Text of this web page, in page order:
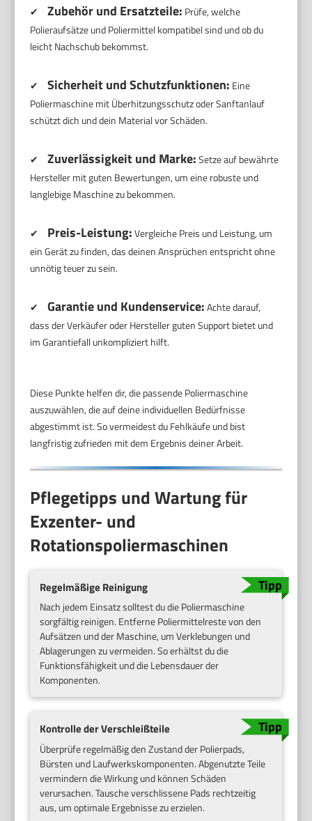
✔ Zubehör und Ersatzteile: Prüfe, welche
Polieraufsätze und Poliermittel kompatibel sind und ob du
leicht Nachschub bekommst.
✔ Sicherheit und Schutzfunktionen: Eine
Poliermaschine mit Überhitzungsschutz oder Sanftanlauf
schützt dich und dein Material vor Schäden.
✔ Zuverlässigkeit und Marke:Setze auf bewährte
Hersteller mit guten Bewertungen, um eine robuste und
langlebige Maschine zu bekommen.
✔ Preis-Leistung:Vergleiche Preis und Leistung, um
ein Gerät zu finden, das deinen Ansprüchen entspricht ohne
unnötig teuer zu sein.
✔ Garantie und Kundenservice:Achte darauf,
dass der Verkäufer oder Hersteller guten Support bietet und
im Garantiefall unkompliziert hilft.
Diese Punkte helfen dir, die passende Poliermaschine
auszuwählen, die auf deine individuellen Bedürfnisse
abgestimmt ist. So vermeidest du Fehlkäufe und bist
langfristig zufrieden mit dem Ergebnis deiner Arbeit.
Pflegetipps und Wartung für
Exzenter- und
Rotationspoliermaschinen
Regelmäßige Reinigung
Nach jedem Einsatz solltest du die Poliermaschine
sorgfältig reinigen. Entferne Poliermittelreste von den
Aufsätzen und der Maschine, um Verklebungen und
Ablagerungen zu vermeiden. So erhältst du die
Funktionsfähigkeit und die Lebensdauer der
Komponenten.
Kontrolle der Verschleißteile
Überprüfe regelmäßig den Zustand der Polierpads,
Bürsten und Laufwerkskomponenten. Abgenutzte Teile
vermindern die Wirkung und können Schäden
verursachen. Tausche verschlissene Pads rechtzeitig
aus, um optimale Ergebnisse zu erzielen.